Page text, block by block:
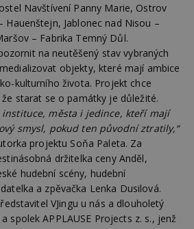
Navštívení Panny Marie, Ostrov
Hauenštejn, Jablonec nad Nisou –
– Fabrika Temný Důl.
na neutěšený stav vybraných
objekty, které mají ambice
kulturního života. Projekt chce
starat se o památky je důležité.
instituce, města i jedince, kteří mají
smysl, pokud ten původní ztratily,“
projektu Soňa Paleta. Za
držitelka ceny Anděl,
hudební scény, hudební
a zpěvačka Lenka Dusilová.
VJingu u nás a dlouholetý
spolek APPLAUSE Projects z. s., jenž